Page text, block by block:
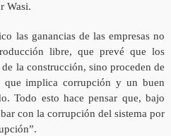
Wasi.
las ganancias de las empresas no
libre, que prevé que los
la construcción, sino proceden de
que implica corrupción y un buen
Todo esto hace pensar que, bajo
con la corrupción del sistema por